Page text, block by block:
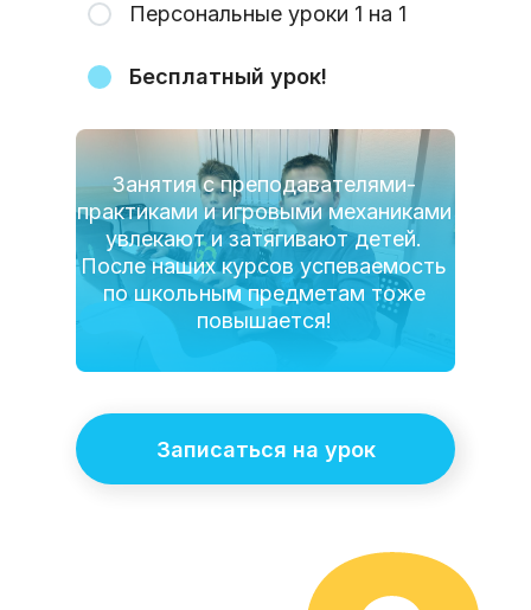
Персональные уроки 1 на 1
Бесплатный урок!
Занятия с преподавателями-
практиками и игровыми механиками
увлекают и затягивают детей.
После наших курсов успеваемость
по школьным предметам тоже
повышается!
Записаться на урок